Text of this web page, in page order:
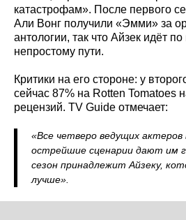
катастрофам». После первого
Али Вонг получили «Эмми» за
антологии, так что Айзек идёт
непростому пути.
Критики на его стороне: у
сейчас 87% на Rotten Tomatoes
рецензий. TV Guide отмечает:
«Все четверо ведущих актеров
острейшие сценарии дают им
сезон принадлежит Айзеку,
лучше».